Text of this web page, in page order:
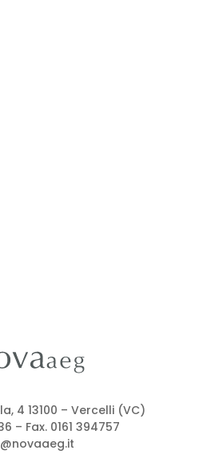
4 13100 – Vercelli (VC)
– Fax. 0161 394757